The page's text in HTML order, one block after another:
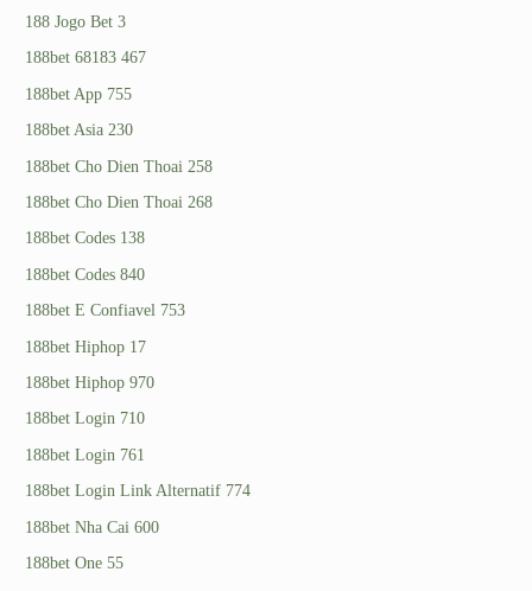
188 Jogo Bet 3
188bet 68183 467
188bet App 755
188bet Asia 230
188bet Cho Dien Thoai 258
188bet Cho Dien Thoai 268
188bet Codes 138
188bet Codes 840
188bet E Confiavel 753
188bet Hiphop 17
188bet Hiphop 970
188bet Login 710
188bet Login 761
188bet Login Link Alternatif 774
188bet Nha Cai 600
188bet One 55